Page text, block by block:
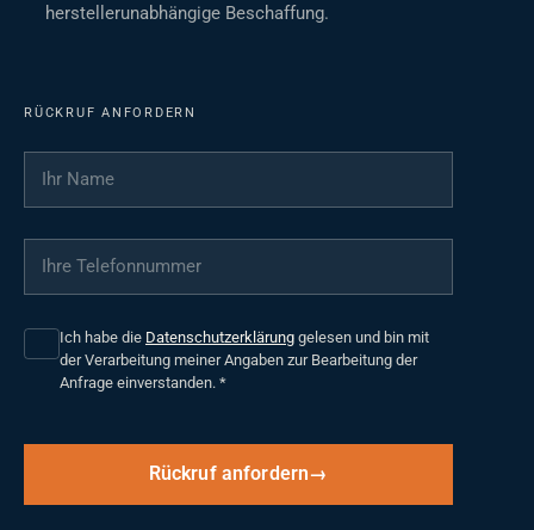
herstellerunabhängige Beschaffung.
RÜCKRUF ANFORDERN
Ihr Name
Ihre Telefonnummer
Ich habe die Datenschutzerklärung gelesen und bin mit
der Verarbeitung meiner Angaben zur Bearbeitung der
Anfrage einverstanden. *
Rückruf anfordern